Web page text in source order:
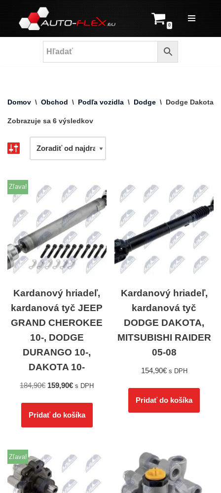
Prejsť
na
0
Domov \ Obchod \ Podľa vozidla \ Dodge \ Dodge Dakota
Zobrazuje sa 6 výsledkov
Zľava!
Kardanový hriadeľ,
kardanová tyč JEEP
GRAND CHEROKEE
10-, DODGE
DURANGO 10-,
DAKOTA 10-
184,90€ 159,90€ s DPH
Pridať do košíka
Kardanový hriadeľ,
kardanová tyč
DODGE DAKOTA,
MITSUBISHI RAIDER
05-08
154,90€ s DPH
Pridať do košíka
Zľava!